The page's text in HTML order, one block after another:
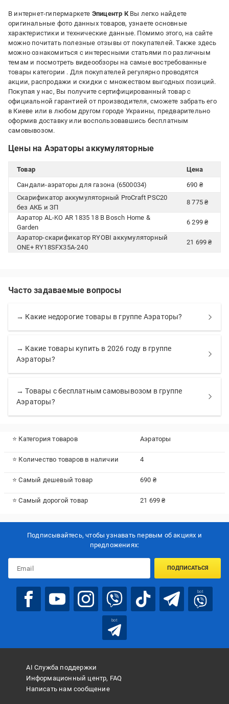
В интернет-гипермаркете Эпицентр КВы легко найдете
оригинальные фото данных товаров, узнаете основные
характеристики и технические данные. Помимо этого, на сайте
можно почитать полезные отзывы от покупателей. Также здесь
можно ознакомиться с интересными статьями по различным
темам и посмотреть видеообзоры на самые востребованные
товары категории . Для покупателей регулярно проводятся
акции, распродажи и скидки с множеством выгодных позиций.
Покупая у нас, Вы получите сертифицированный товар с
официальной гарантией от производителя, сможете забрать его
в Киеве или в любом другом городе Украины, предварительно
оформив доставку или воспользовавшись бесплатным
самовывозом.
Цены на Аэраторы аккумуляторные
Товар
Цена
Сандали-аэраторы для газона (6500034)
690 ₴
Скарификатор аккумуляторный ProCraft PSC20
без АКБ и ЗП
8 775 ₴
Аэратор AL-KO AR 1835 18 В Bosch Home &
Garden
6 299 ₴
Аэратор-скарификатор RYOBI аккумуляторный
ONE+ RY18SFX35A-240
21 699 ₴
Часто задаваемые вопросы
→ Какие недорогие товары в группе Аэраторы?
→ Какие товары купить в 2026 году в группе
Аэраторы?
→ Товары с бесплатным самовывозом в группе
Аэраторы?
⭐ Категория товаров Аэраторы
⭐ Количество товаров в наличии 4
⭐ Самый дешевый товар 690 ₴
⭐ Самый дорогой товар 21 699 ₴
Подписывайтесь, чтобы узнавать первым об акцияx и
предложениях:
ПОДПИСАТЬСЯ
bot
bot
AI Служба поддержки
Информационный центр, FAQ
Написать нам сообщение